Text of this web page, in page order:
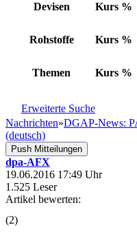
Devisen Kurs %
Rohstoffe Kurs %
Themen Kurs %
Erweiterte Suche
Nachrichten»DGAP-News:
(deutsch)
Push Mitteilungen
dpa-AFX
19.06.2016 17:49 Uhr
1.525 Leser
Artikel bewerten:
(2)